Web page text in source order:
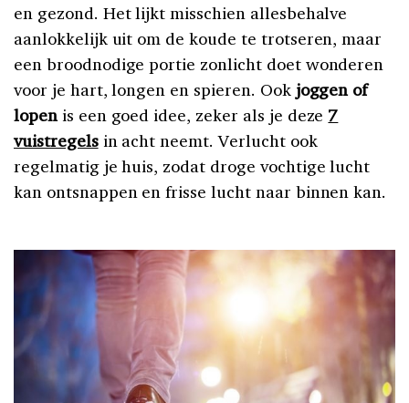
en gezond. Het lijkt misschien allesbehalve
aanlokkelijk uit om de koude te trotseren, maar
een broodnodige portie zonlicht doet wonderen
voor je hart, longen en spieren. Ook joggen of
lopenis een goed idee, zeker als je deze 7
vuistregelsin acht neemt. Verlucht ook
regelmatig je huis, zodat droge vochtige lucht
kan ontsnappen en frisse lucht naar binnen kan.